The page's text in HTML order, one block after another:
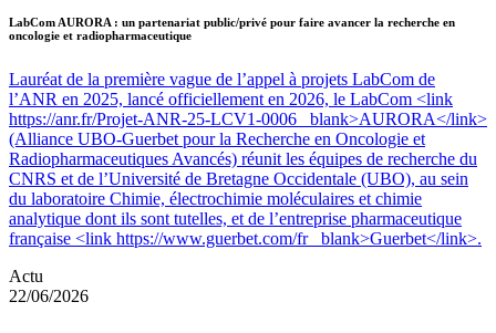
LabCom AURORA : un partenariat public/privé pour faire avancer la recherche en
oncologie et radiopharmaceutique
Lauréat de la première vague de l’appel à projets LabCom de
l’ANR en 2025, lancé officiellement en 2026, le LabCom <link
https://anr.fr/Projet-ANR-25-LCV1-0006 _blank>AURORA</link>
(Alliance UBO-Guerbet pour la Recherche en Oncologie et
Radiopharmaceutiques Avancés) réunit les équipes de recherche du
CNRS et de l’Université de Bretagne Occidentale (UBO), au sein
du laboratoire Chimie, électrochimie moléculaires et chimie
analytique dont ils sont tutelles, et de l’entreprise pharmaceutique
française <link https://www.guerbet.com/fr _blank>Guerbet</link>.
Actu
22/06/2026